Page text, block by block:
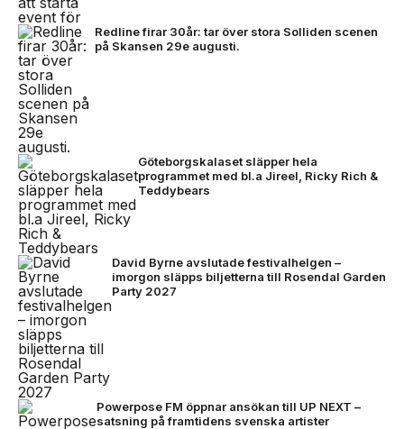
Redline firar 30år: tar över stora Solliden scenen
på Skansen 29e augusti.
Göteborgskalaset släpper hela
programmet med bl.a Jireel, Ricky Rich &
Teddybears
David Byrne avslutade festivalhelgen –
imorgon släpps biljetterna till Rosendal Garden
Party 2027
Powerpose FM öppnar ansökan till UP NEXT –
satsning på framtidens svenska artister